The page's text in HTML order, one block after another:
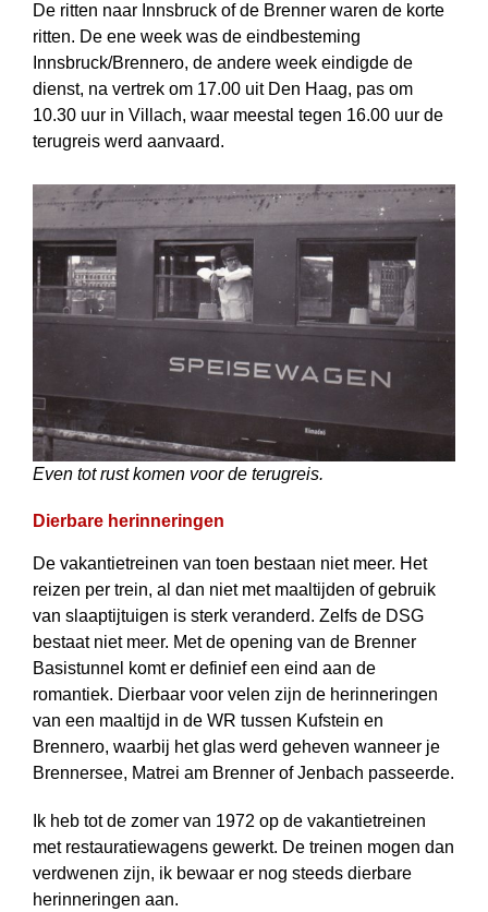
De ritten naar Innsbruck of de Brenner waren de korte
ritten. De ene week was de eindbesteming
Innsbruck/Brennero, de andere week eindigde de
dienst, na vertrek om 17.00 uit Den Haag, pas om
10.30 uur in Villach, waar meestal tegen 16.00 uur de
terugreis werd aanvaard.
Even tot rust komen voor de terugreis.
Dierbare herinneringen
De vakantietreinen van toen bestaan niet meer. Het
reizen per trein, al dan niet met maaltijden of gebruik
van slaaptijtuigen is sterk veranderd. Zelfs de DSG
bestaat niet meer. Met de opening van de Brenner
Basistunnel komt er definief een eind aan de
romantiek. Dierbaar voor velen zijn de herinneringen
van een maaltijd in de WR tussen Kufstein en
Brennero, waarbij het glas werd geheven wanneer je
Brennersee, Matrei am Brenner of Jenbach passeerde.
Ik heb tot de zomer van 1972 op de vakantietreinen
met restauratiewagens gewerkt. De treinen mogen dan
verdwenen zijn, ik bewaar er nog steeds dierbare
herinneringen aan.